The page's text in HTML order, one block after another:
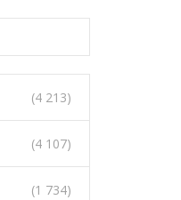
(4 213)
(4 107)
(1 734)